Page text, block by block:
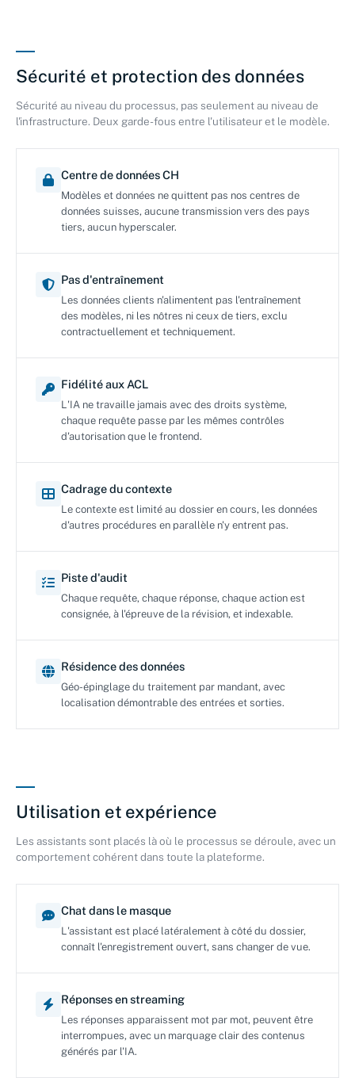
Sécurité et protection des données
Sécurité au niveau du processus, pas seulement au niveau de
l'infrastructure. Deux garde-fous entre l'utilisateur et le modèle.
Centre de données CH
Modèles et données ne quittent pas nos centres de
données suisses, aucune transmission vers des pays
tiers, aucun hyperscaler.
Pas d'entraînement
Les données clients n'alimentent pas l'entraînement
des modèles, ni les nôtres ni ceux de tiers, exclu
contractuellement et techniquement.
Fidélité aux ACL
L'IA ne travaille jamais avec des droits système,
chaque requête passe par les mêmes contrôles
d'autorisation que le frontend.
Cadrage du contexte
Le contexte est limité au dossier en cours, les données
d'autres procédures en parallèle n'y entrent pas.
Piste d'audit
Chaque requête, chaque réponse, chaque action est
consignée, à l'épreuve de la révision, et indexable.
Résidence des données
Géo-épinglage du traitement par mandant, avec
localisation démontrable des entrées et sorties.
Utilisation et expérience
Les assistants sont placés là où le processus se déroule, avec un
comportement cohérent dans toute la plateforme.
Chat dans le masque
L'assistant est placé latéralement à côté du dossier,
connaît l'enregistrement ouvert, sans changer de vue.
Réponses en streaming
Les réponses apparaissent mot par mot, peuvent être
interrompues, avec un marquage clair des contenus
générés par l'IA.